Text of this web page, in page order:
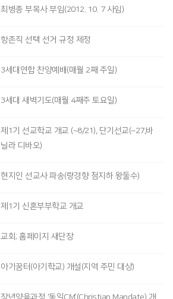
최병종 부목사 부임(2012. 10. 7 사임)
항존직 선택 선거 규정 제정
3세대연합 찬양예배(매월 2째 주일)
3세대 새벽기도(매월 4째주 토요일)
제1기 선교학교 개교 (~8/21), 단기선교(~27,바
닐라 디바오)
현지인 선교사 파송(량경향 첨지하 왕둘수)
제1기 신혼부부학교 개교
교회; 홈페이지 새단장
아기꿈터(아기학교) 개설(지역 주민 대상)